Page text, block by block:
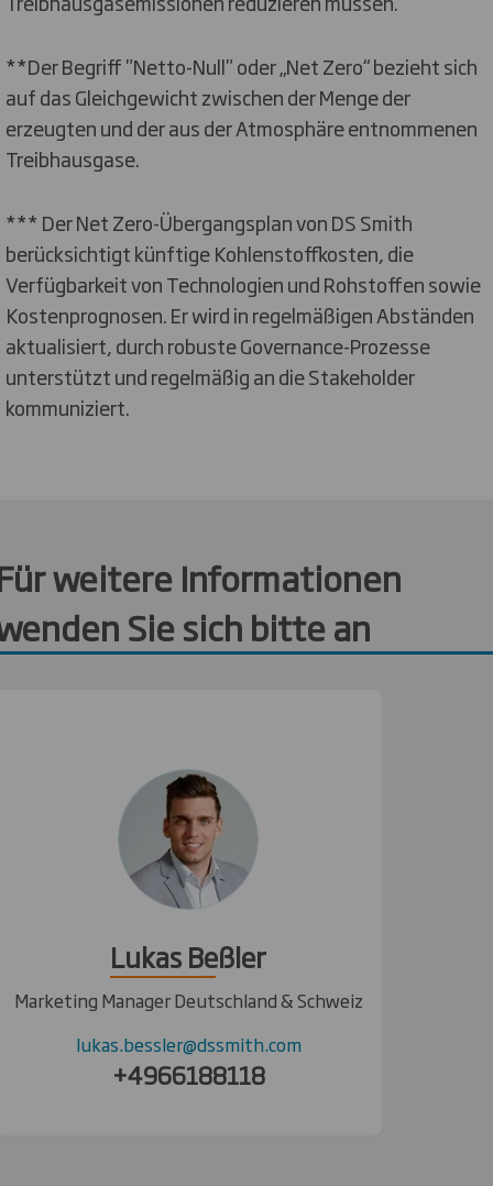
**Der Begriff "Netto-Null" oder „Net Zero“ bezieht sich
auf das Gleichgewicht zwischen der Menge der
erzeugten und der aus der Atmosphäre entnommenen
Treibhausgase.
*** Der Net Zero-Übergangsplan von DS Smith
berücksichtigt künftige Kohlenstoffkosten, die
Verfügbarkeit von Technologien und Rohstoffen sowie
Kostenprognosen. Er wird in regelmäßigen Abständen
aktualisiert, durch robuste Governance-Prozesse
unterstützt und regelmäßig an die Stakeholder
kommuniziert.
weitere Informationen
Sie sich bitte an
Lukas Beßler
Marketing Manager Deutschland & Schweiz
lukas.bessler@dssmith.com
+4966188118